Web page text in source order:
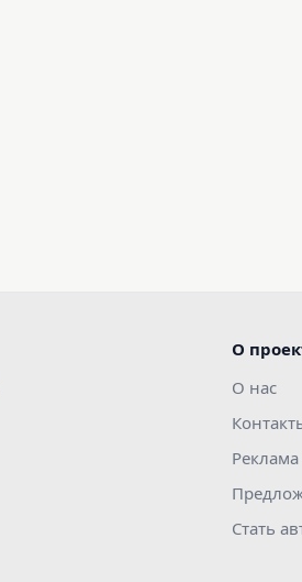
О
О нас
Реклама
Стать